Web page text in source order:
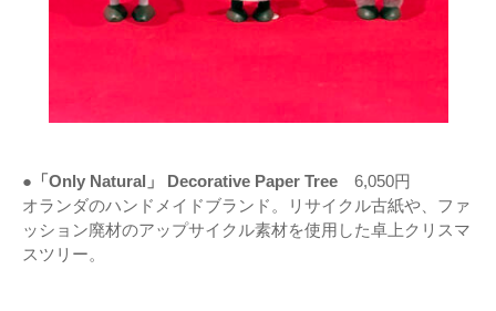
●「Only Natural」 Decorative Paper Tree 6,050円
オランダのハンドメイドブランド。リサイクル古紙や、ファ
ッション廃材のアップサイクル素材を使用した卓上クリスマ
スツリー。